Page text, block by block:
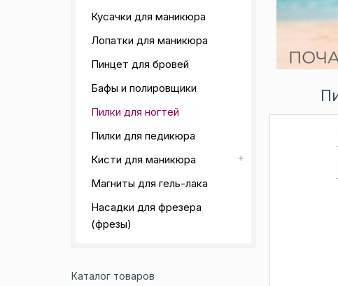
Кусачки для маникюра
Лопатки для маникюра
Пинцет для бровей
Бафы и полировщики
Пилки для ногтей
Пилки для педикюра
Кисти для маникюра
Магниты для гель-лака
Насадки для фрезера
(фрезы)
Каталог товаров